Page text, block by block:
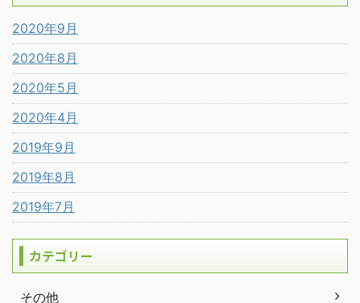
2020年9月
2020年8月
2020年5月
2020年4月
2019年9月
2019年8月
2019年7月
カテゴリー
その他